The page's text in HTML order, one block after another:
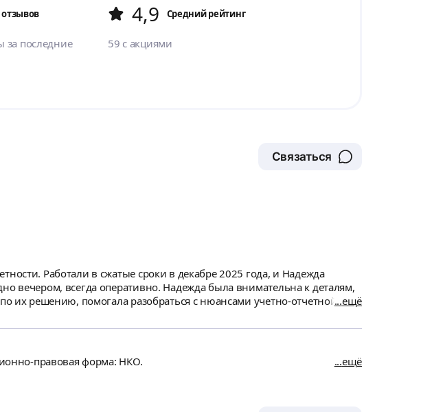
за последние
4,9 Cредний рейтинг
59 с акциями
Связаться
Работали в сжатые сроки в декабре 2025 года, и Надежда
вечером, всегда оперативно. Надежда была внимательна к деталям,
их решению, помогала разобраться с нюансами учетно-отчетной ещё
правовая форма: НКО.
ещё